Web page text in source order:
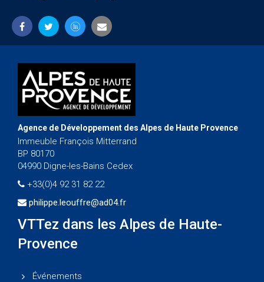
Agence de Développement des Alpes de Haute Provence
Immeuble François Mitterrand
BP 80170
04990 Digne-les-Bains Cedex
+33(0)4 92 31 82 22
philippe.leouffre@ad04.fr
VTTez dans les Alpes de Haute-
Provence
Événements